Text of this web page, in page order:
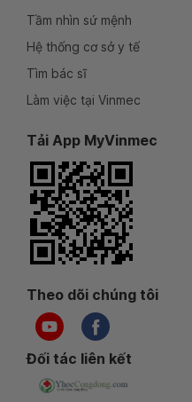
Tầm nhìn sứ mệnh
Hệ thống cơ sở y tế
Tìm bác sĩ
Làm việc tại Vinmec
Tải App MyVinmec
Theo dõi chúng tôi
Đối tác liên kết